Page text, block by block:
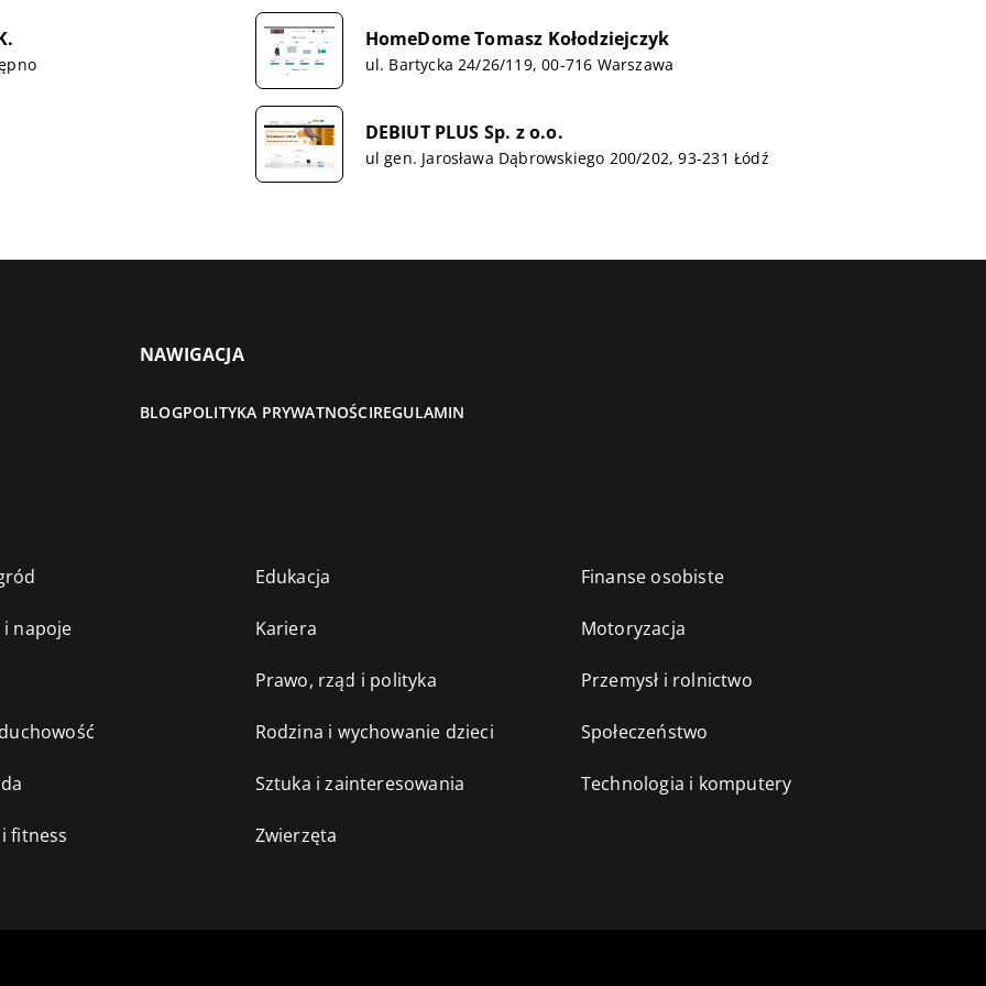
HomeDome Tomasz Kołodziejczyk
ul. Bartycka 24/26/119, 00-716 Warszawa
DEBIUT PLUS Sp. z o.o.
ul gen. Jarosława Dąbrowskiego 200/202, 93-231 Łódź
NAWIGACJA
BLOGPOLITYKA PRYWATNOŚCIREGULAMIN
Edukacja Finanse osobiste
i napoje Kariera Motoryzacja
Prawo, rząd i polityka Przemysł i rolnictwo
Rodzina i wychowanie dzieci Społeczeństwo
Sztuka i zainteresowania Technologia i komputery
fitness Zwierzęta